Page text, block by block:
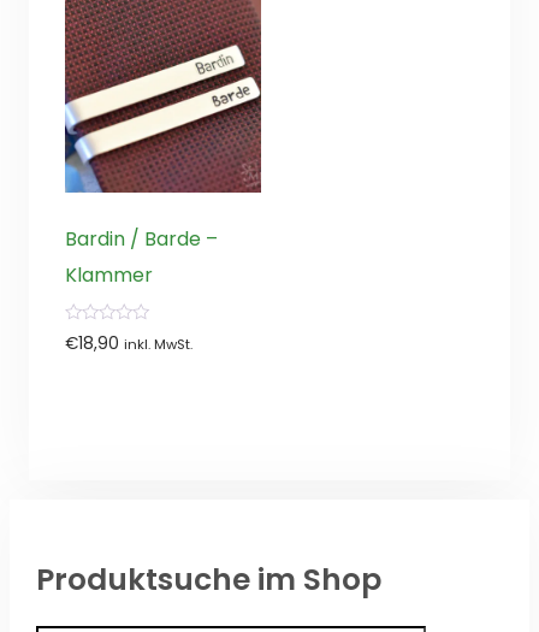
Bardin / Barde –
Klammer
0
von
€18,90 inkl. MwSt.
Produktsuche im Shop